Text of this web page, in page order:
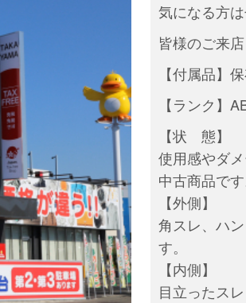
気になる方
皆様のご来
【付属品】
【ランク】
【状 態】
使用感やダ
中古商品で
【外側】
角スレ、ハ
す。
【内側】
目立ったス